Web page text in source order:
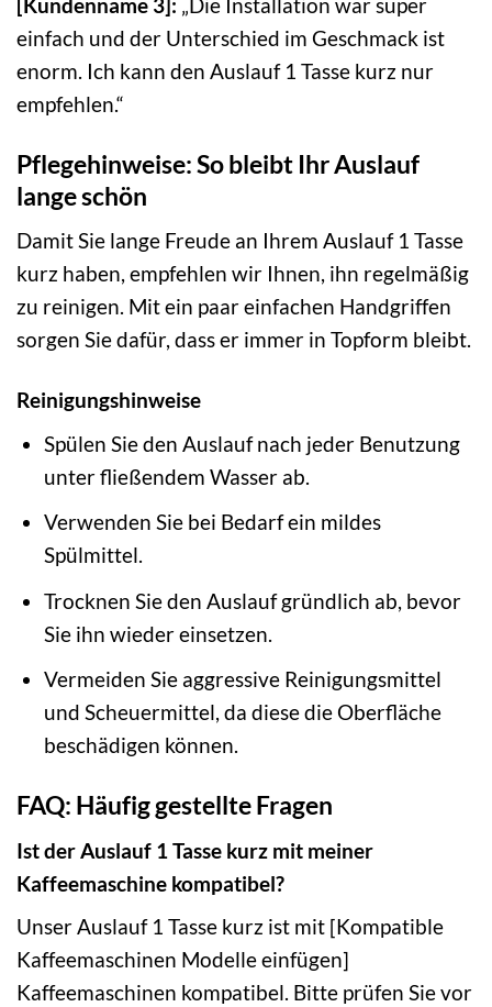
einfach und der Unterschied im Geschmack ist
enorm. Ich kann den Auslauf 1 Tasse kurz nur
empfehlen.“
Pflegehinweise: So bleibt Ihr Auslauf
lange schön
Damit Sie lange Freude an Ihrem Auslauf 1 Tasse
kurz haben, empfehlen wir Ihnen, ihn regelmäßig
zu reinigen. Mit ein paar einfachen Handgriffen
sorgen Sie dafür, dass er immer in Topform bleibt.
Reinigungshinweise
Spülen Sie den Auslauf nach jeder Benutzung
unter fließendem Wasser ab.
Verwenden Sie bei Bedarf ein mildes
Spülmittel.
Trocknen Sie den Auslauf gründlich ab, bevor
Sie ihn wieder einsetzen.
Vermeiden Sie aggressive Reinigungsmittel
und Scheuermittel, da diese die Oberfläche
beschädigen können.
FAQ: Häufig gestellte Fragen
Ist der Auslauf 1 Tasse kurz mit meiner
Kaffeemaschine kompatibel?
Unser Auslauf 1 Tasse kurz ist mit [Kompatible
Kaffeemaschinen Modelle einfügen]
Kaffeemaschinen kompatibel. Bitte prüfen Sie vor